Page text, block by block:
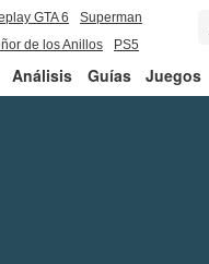
GTA 6
Superman
de los Anillos
PS5
Análisis Guías Juegos